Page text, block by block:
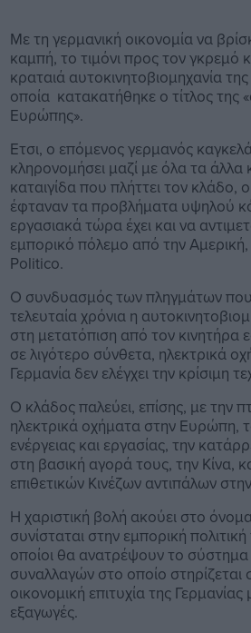
Με τη γερμανική οικονομία να
καμπή, το τιμόνι προς τον γκρεμό
κραταιά αυτοκινητοβιομηχανία
οποία κατακατήθηκε ο τίτλος της
Ευρώπης».
Ετσι, ο επόμενος γερμανός
κληρονομήσει μαζί με όλα τα άλλα
καταιγίδα που πλήττει τον κλάδο,
έφταναν τα προβλήματα υψηλού
εργασιακά τώρα έχει και να
εμπορικό πόλεμο από την Αμερική,
Politico.
Ο συνδυασμός των πληγμάτων που
τελευταία χρόνια η
στη μετατόπιση από τον κινητήρα
σε λιγότερο σύνθετα, ηλεκτρικά
Γερμανία δεν ελέγχει την κρίσιμη
Ο κλάδος παλεύει, επίσης, με την
ηλεκτρικά οχήματα στην Ευρώπη,
ενέργειας και εργασίας, την
στη βασική αγορά τους, την Κίνα,
επιθετικών Κινέζων αντιπάλων
Η χαριστική βολή ακούει στο
συνίσταται στην εμπορική
οποίοι θα ανατρέψουν το
συναλλαγών στο οποίο
οικονομική επιτυχία της
εξαγωγές.